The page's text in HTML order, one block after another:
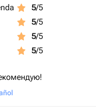
5/5
5/5
5/5
5/5